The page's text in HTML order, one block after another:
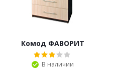
Комод ФАВОРИТ
В наличии